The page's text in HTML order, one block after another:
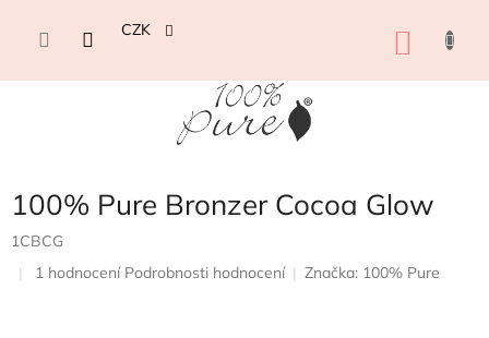
obsah
CZK
100% Pure Bronzer Cocoa Glow
1CBCG
Průměrné
1 hodnocení Podrobnosti hodnocení Značka: 100% Pure